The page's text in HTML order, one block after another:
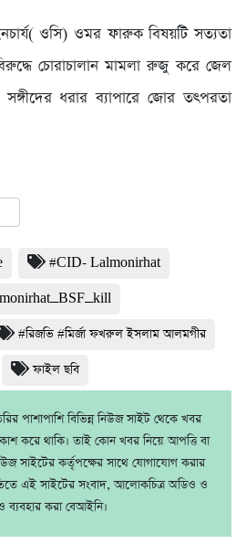
ওসি) ওমর ফারুক বিষয়টি সত্যতা
চোরাচালান মামলা রুজু করে জেল
ধরার ব্যাপারে জোর তৎপরতা
#CID- Lalmonirhat
#রিজভি #মির্জা ফখরুল ইসলাম আলমগীর
ফাইল ছবি
পাশাপাশি বিভিন্ন নিউজ সাইট থেকে খবর
করে থাকি। তাই কোন খবর নিয়ে আপত্তি বা
সাইটের কর্তৃপক্ষের সাথে যোগাযোগ করার
এই সাইটের সংবাদ, আলোকচিত্র অডিও ও
ব্যবহার করা বেআইনি।